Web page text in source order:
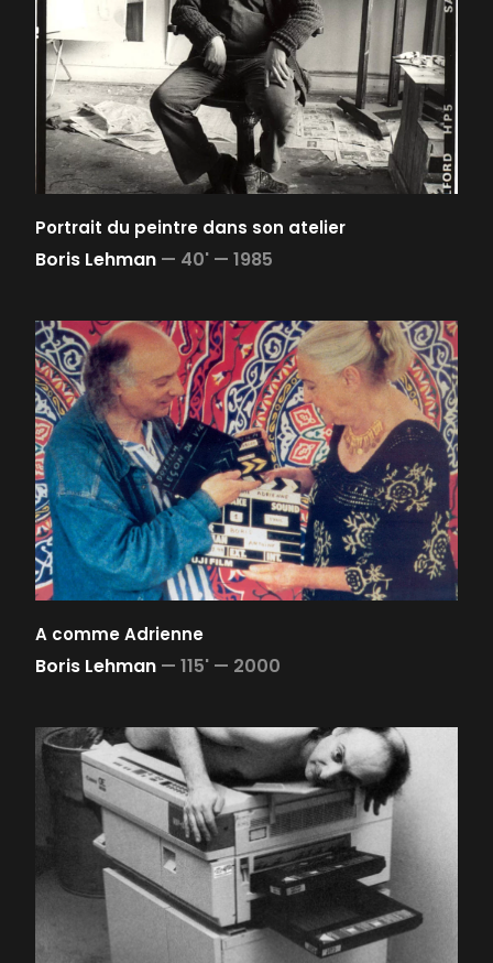
Portrait du peintre dans son atelier
Boris Lehman — 40' — 1985
A comme Adrienne
Boris Lehman — 115' — 2000